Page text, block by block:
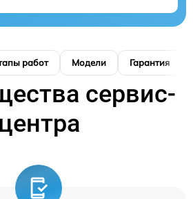
работ Модели Гарантия
сервис-
центра